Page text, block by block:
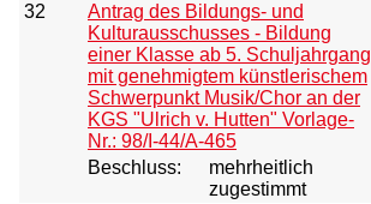
32
Antrag des Bildungs- und
Kulturausschusses - Bildung
einer Klasse ab 5. Schuljahrgang
mit genehmigtem künstlerischem
Schwerpunkt Musik/Chor an der
KGS "Ulrich v. Hutten" Vorlage-
Nr.: 98/I-44/A-465
Beschluss:
mehrheitlich
zugestimmt